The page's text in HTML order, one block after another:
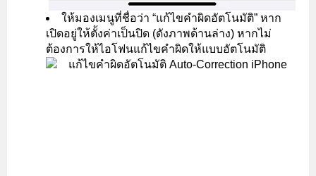
ให้มองเมนูที่ชื่อว่า “แก้ไขคำผิดอัตโนมัติ” หาก
เปิดอยู่ให้ตั้งค่าเป็นปิด (ดังภาพด้านล่าง) หากไม่
ต้องการให้ไอโฟนแก้ไขคำผิดให้แบบอัตโนมัติ